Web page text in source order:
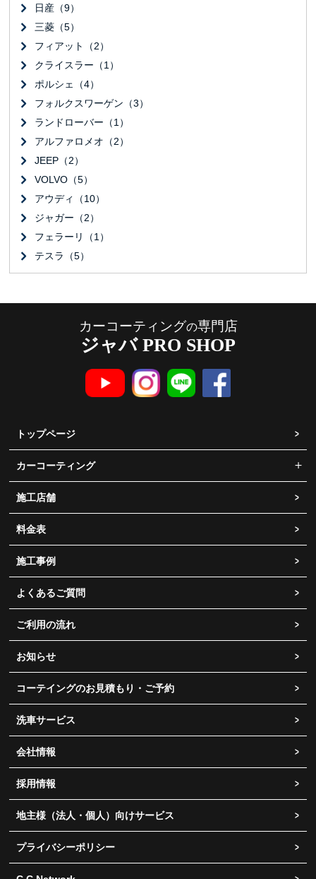
日産（9）
三菱（5）
フィアット（2）
クライスラー（1）
ポルシェ（4）
フォルクスワーゲン（3）
ランドローバー（1）
アルファロメオ（2）
JEEP（2）
VOLVO（5）
アウディ（10）
ジャガー（2）
フェラーリ（1）
テスラ（5）
カーコーティングの専門店
ジャバ PRO SHOP
トップページ
カーコーティング
施工店舗
料金表
施工事例
よくあるご質問
ご利用の流れ
お知らせ
コーテイングのお見積もり・ご予約
洗車サービス
会社情報
採用情報
地主様（法人・個人）向けサービス
プライバシーポリシー